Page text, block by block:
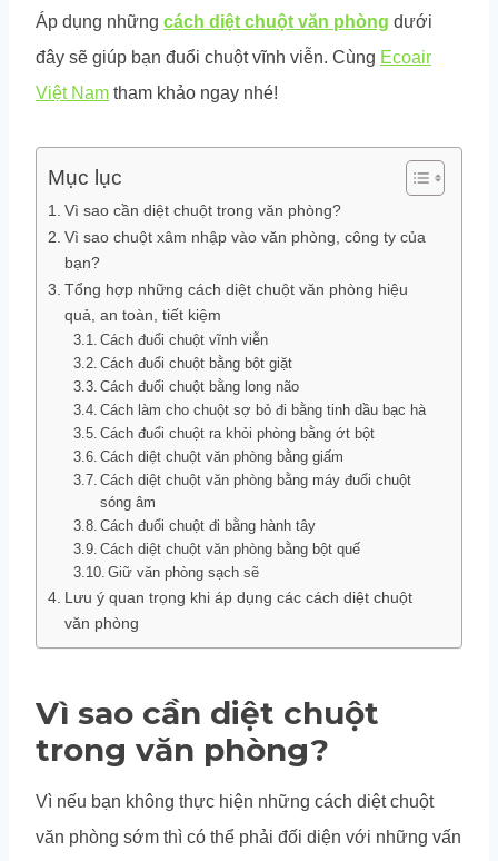
Áp dụng những cách diệt chuột văn phòng dưới
đây sẽ giúp bạn đuổi chuột vĩnh viễn. Cùng Ecoair
Việt Nam tham khảo ngay nhé!
Mục lục
Vì sao cần diệt chuột trong văn phòng?
Vì sao chuột xâm nhập vào văn phòng, công ty của
bạn?
Tổng hợp những cách diệt chuột văn phòng hiệu
quả, an toàn, tiết kiệm
Cách đuổi chuột vĩnh viễn
Cách đuổi chuột bằng bột giặt
Cách đuổi chuột bằng long não
Cách làm cho chuột sợ bỏ đi bằng tinh dầu bạc hà
Cách đuổi chuột ra khỏi phòng bằng ớt bột
Cách diệt chuột văn phòng bằng giấm
Cách diệt chuột văn phòng bằng máy đuổi chuột
sóng âm
Cách đuổi chuột đi bằng hành tây
Cách diệt chuột văn phòng bằng bột quế
Giữ văn phòng sạch sẽ
Lưu ý quan trọng khi áp dụng các cách diệt chuột
văn phòng
Vì sao cần diệt chuột
trong văn phòng?
Vì nếu bạn không thực hiện những cách diệt chuột
văn phòng sớm thì có thể phải đối diện với những vấn